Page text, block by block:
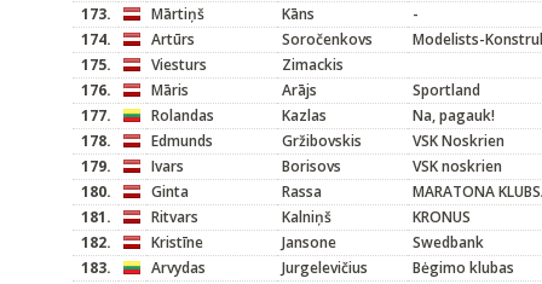
173.
Mārtiņš Kāns
-
174.
Artūrs Soročenkovs
Modelists-
175.
Viesturs
Zimackis
176.
Māris Arājs
Sportland
177.
Rolandas Kazlas
Na, pagauk!
178.
Edmunds Gržibovskis
VSK Noskrien
179.
Ivars Borisovs
VSK noskrien
180.
Ginta Rassa
MARATONA
181.
Ritvars Kalniņš
KRONUS
182.
Kristīne Jansone
Swedbank
183.
Arvydas Jurgelevičius
Bėgimo klubas